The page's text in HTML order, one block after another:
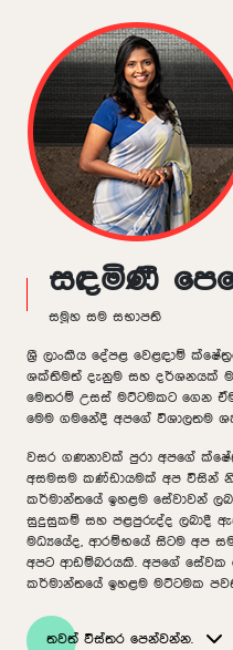
සඳමිණී
සමූහ සම සභාපති
ශ්‍රී ලාංකීය දේපළ වෙළඳාම්
ශක්තිමත් දැනුම සහ දර්ශනයක්
මෙතරම් උසස් මට්ටමකට ගෙන
මෙම ගමනේදී අපගේ විශාලතම
වසර ගණනාවක් පුරා අපගේ
අසමසම කණ්ඩායමක් අප විසින්
කර්මාන්තයේ ඉහළම සේවාවන්
සුදුසුකම් සහ පළපුරුද්ද ලබාදී
මධ්‍යයේද, ආරම්භයේ සිටම අප
අපට ආඩම්බරයකි. අපගේ සේවක
කර්මාන්තයේ ඉහළම මට්ටමක
තවත් විස්තර පෙන්වන්න.